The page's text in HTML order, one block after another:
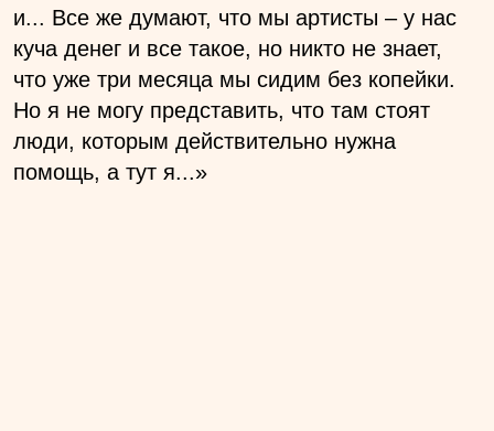
и... Все же думают, что мы артисты – у нас
куча денег и все такое, но никто не знает,
что уже три месяца мы сидим без копейки.
Но я не могу представить, что там стоят
люди, которым действительно нужна
помощь, а тут я...»